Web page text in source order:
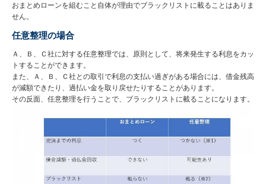
おまとめローンを組むこと自体が理由でブラックリストに載ることはありま
せん。
任意整理の場合
Ａ、Ｂ、Ｃ社に対する任意整理では、原則として、将来発生する利息をカッ
トすることができます。
また、Ａ、Ｂ、Ｃ社との取引で利息の支払い過ぎがある場合には、借金残高
が減額できたり、過払い金を取り戻せたりすることがあります。
その反面、任意整理を行うことで、ブラックリストに載ることになります。